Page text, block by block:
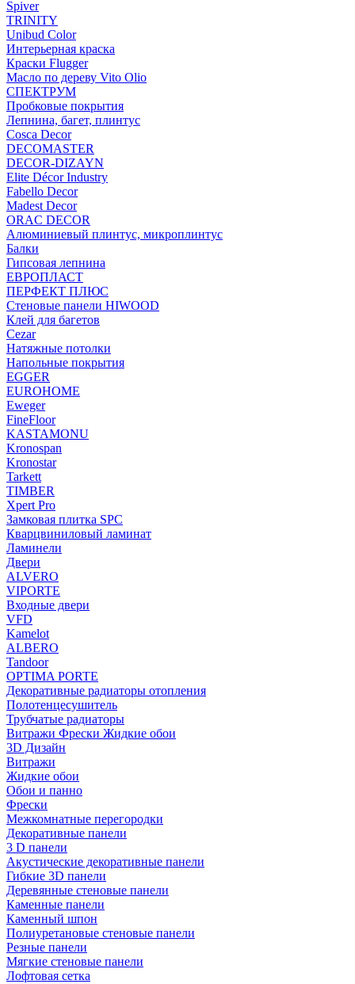
Spiver
TRINITY
Unibud Color
Интерьерная краска
Краски Flugger
Масло по дереву Vito Olio
СПЕКТРУМ
Пробковые покрытия
Лепнина, багет, плинтус
Cosca Decor
DECOMASTER
DECOR-DIZAYN
Elite Décor Industry
Fabello Decor
Madest Decor
ORAC DECOR
Алюминиевый плинтус, микроплинтус
Балки
Гипсовая лепнина
ЕВРОПЛАСТ
ПЕРФЕКТ ПЛЮС
Стеновые панели HIWOOD
Клей для багетов
Cezar
Натяжные потолки
Напольные покрытия
EGGER
EUROHOME
Eweger
FineFloor
KASTAMONU
Kronospan
Kronostar
Tarkett
TIMBER
Xpert Pro
Замковая плитка SPC
Кварцвиниловый ламинат
Ламинели
Двери
ALVERO
VIPORTE
Входные двери
VFD
Kamelot
ALBERO
Tandoor
OPTIMA PORTE
Декоративные радиаторы отопления
Полотенцесушитель
Трубчатые радиаторы
Витражи Фрески Жидкие обои
3D Дизайн
Витражи
Жидкие обои
Обои и панно
Фрески
Межкомнатные перегородки
Декоративные панели
3 D панели
Акустические декоративные панели
Гибкие 3D панели
Деревянные стеновые панели
Каменные панели
Каменный шпон
Полиуретановые стеновые панели
Резные панели
Мягкие стеновые панели
Лофтовая сетка